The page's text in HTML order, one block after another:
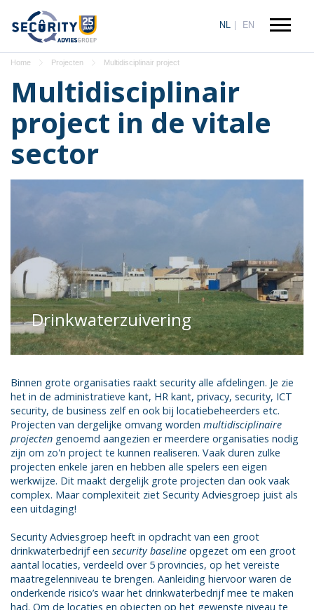
NL EN
Home Projecten Multidisciplinair project
Multidisciplinair
project in de vitale
sector
Drinkwaterzuivering
Binnen grote organisaties raakt security alle afdelingen. Je zie
het in de administratieve kant, HR kant, privacy, security, ICT
security, de business zelf en ook bij locatiebeheerders etc.
Projecten van dergelijke omvang worden multidisciplinaire
projecten genoemd aangezien er meerdere organisaties nodig
zijn om zo'n project te kunnen realiseren. Vaak duren zulke
projecten enkele jaren en hebben alle spelers een eigen
werkwijze. Dit maakt dergelijk grote projecten dan ook vaak
complex. Maar complexiteit ziet Security Adviesgroep juist als
een uitdaging!
Security Adviesgroep heeft in opdracht van een groot
drinkwaterbedrijf een security baseline opgezet om een groot
aantal locaties, verdeeld over 5 provincies, op het vereiste
maatregelenniveau te brengen. Aanleiding hiervoor waren de
onderkende risico’s waar het drinkwaterbedrijf mee te maken
had. Om de locaties en objecten op het gewenste niveau te